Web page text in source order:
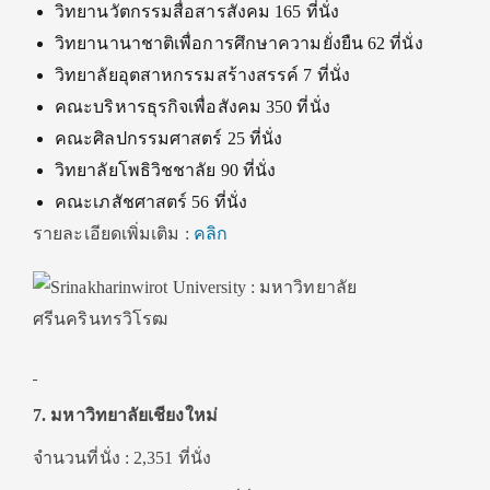
วิทยานวัตกรรมสื่อสารสังคม 165 ที่นั่ง
วิทยานานาชาติเพื่อการศึกษาความยั่งยืน 62 ที่นั่ง
วิทยาลัยอุตสาหกรรมสร้างสรรค์ 7 ที่นั่ง
คณะบริหารธุรกิจเพื่อสังคม 350 ที่นั่ง
คณะศิลปกรรมศาสตร์ 25 ที่นั่ง
วิทยาลัยโพธิวิชชาลัย 90 ที่นั่ง
คณะเภสัชศาสตร์ 56 ที่นั่ง
รายละเอียดเพิ่มเติม : คลิก
7. มหาวิทยาลัยเชียงใหม่
จำนวนที่นั่ง : 2,351 ที่นั่ง